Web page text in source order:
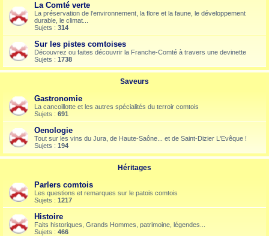
La Comté verte
La préservation de l'environnement, la flore et la faune, le développement
durable, le climat...
Sujets : 314
Sur les pistes comtoises
Découvrez ou faites découvrir la Franche-Comté à travers une devinette
Sujets : 1738
Saveurs
Gastronomie
La cancoillotte et les autres spécialités du terroir comtois
Sujets : 691
Oenologie
Tout sur les vins du Jura, de Haute-Saône... et de Saint-Dizier L'Evêque !
Sujets : 194
Héritages
Parlers comtois
Les questions et remarques sur le patois comtois
Sujets : 1217
Histoire
Faits historiques, Grands Hommes, patrimoine, légendes...
Sujets : 466